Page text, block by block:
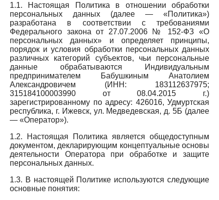
1.1. Настоящая Политика в отношении обработки
персональных данных (далее — «Политика»)
разработана в соответствии с требованиями
Федерального закона от 27.07.2006 № 152-ФЗ «О
персональных данных» и определяет принципы,
порядок и условия обработки персональных данных
различных категорий субъектов, чьи персональные
данные обрабатываются Индивидуальным
предпринимателем Бабушкиным Анатолием
Александровичем (ИНН: 183112637975;
315184100003990 от 08.04.2015 г.)
зарегистрированному по адресу: 426016, Удмуртская
республика, г. Ижевск, ул. Медведевская, д. 5Б (далее
— «Оператор»).
1.2. Настоящая Политика является общедоступным
документом, декларирующим концептуальные основы
деятельности Оператора при обработке и защите
персональных данных.
1.3. В настоящей Политике используются следующие
основные понятия: